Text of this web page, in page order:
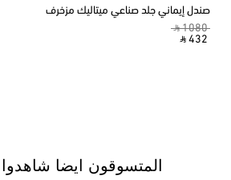
صندل إيماني جلد صناعي ميتاليك مزخرف
‎ ⃁ 1080 ‎
‎ ⃁ 432 ‎
المتسوقون ايضا شاهدوا